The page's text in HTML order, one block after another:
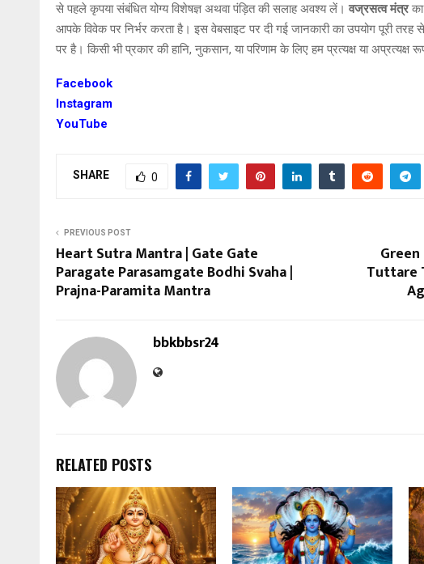
से पहले कृपया संबंधित योग्य विशेषज्ञ अथवा पंड़ित की सलाह अवश्य लें। वज्रसत्व मंत्रका
आपके विवेक पर निर्भर करता है। इस वेबसाइट पर दी गई जानकारी का उपयोग पूरी तरह से
पर है। किसी भी प्रकार की हानि, नुकसान, या परिणाम के लिए हम प्रत्यक्ष या अप्रत्यक्ष
Facebook
Instagram
YouTube
SHARE 0
PREVIOUS POST
Heart Sutra Mantra | Gate Gate
Paragate Parasamgate Bodhi Svaha |
Prajna-Paramita Mantra
Tuttare
bbkbbsr24
RELATED POSTS